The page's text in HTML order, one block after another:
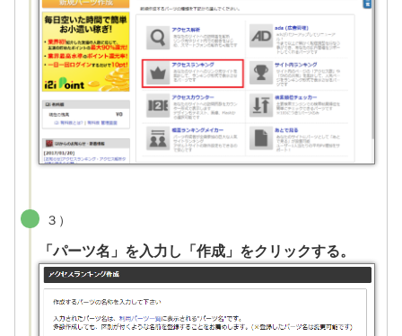
３）
「パーツ名」を入力し「作成」をクリックする。